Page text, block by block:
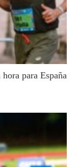
para España